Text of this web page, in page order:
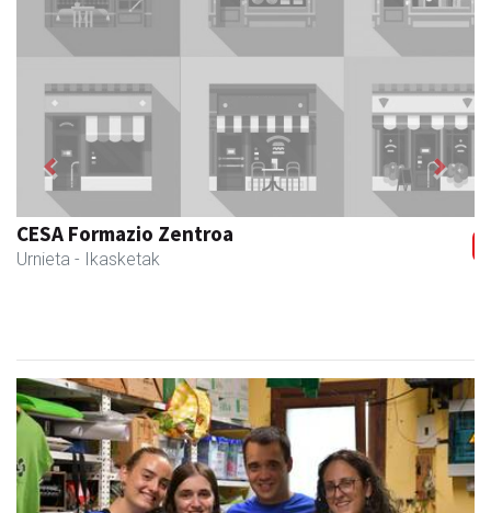
CESA Formazio Zentroa
Urnieta - Ikasketak
Previous Next